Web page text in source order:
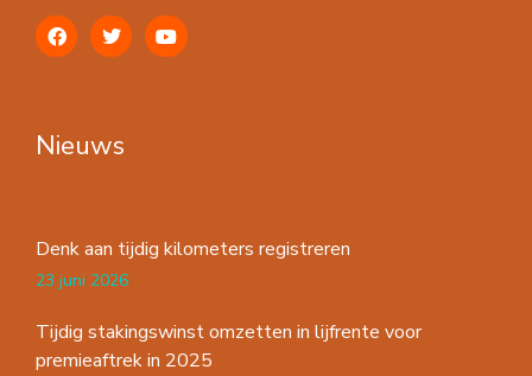
Nieuws
Denk aan tijdig kilometers registreren
23 juni 2026
Tijdig stakingswinst omzetten in lijfrente voor
premieaftrek in 2025